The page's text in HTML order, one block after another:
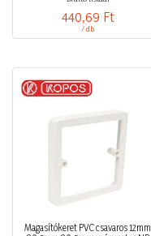
440,69 Ft
/ db
Magasítókeret PVC csavaros 12mm